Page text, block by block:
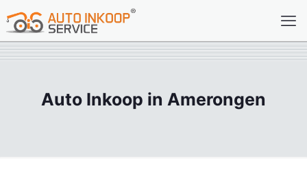
Auto Inkoop in Amerongen